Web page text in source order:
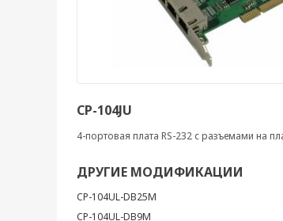
CP-104JU
4-портовая плата RS-232 с разъемами на
ДРУГИЕ МОДИФИКАЦИИ
CP-104UL-DB25M
CP-104UL-DB9M